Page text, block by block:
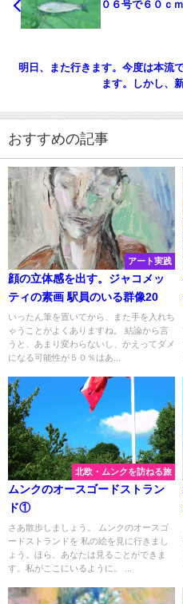
０６号で６０ｃ
明日、また行きます。今度は本流
ます。しかし、
おすすめの記事
アート実践
顔の立体感を出す。ジャコメッ
ティの素画 駅員のいる群像20
いったん筆を置いてから、また手を入れち
ゃうことがよくありますね。 結論から言
うと、あまり変わらないし、かえってダメ
になる可能性が５０％はあ...
北欧・ムンクを訪ねる旅
ムンクのオースゴードストラン
ド①
さあ散歩しましょう。 ムンクのオースゴ
ードストランドを 私の絵を見に行きまし
ょう。ほら、あなたは見ることができま
す。私がここにいるように。 ...